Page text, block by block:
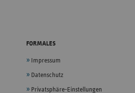
FORMALES
Impressum
Datenschutz
Privatsphäre-Einstellungen